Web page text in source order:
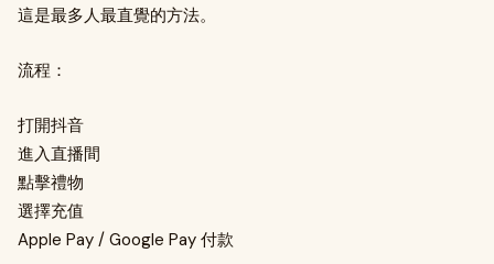
這是最多人最直覺的方法。
流程：
打開抖音
進入直播間
點擊禮物
選擇充值
Apple Pay / Google Pay 付款